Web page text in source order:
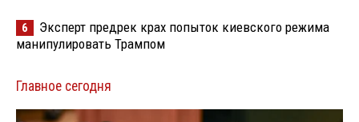
6
Эксперт предрек крах попыток киевского режима
манипулировать Трампом
Главное сегодня